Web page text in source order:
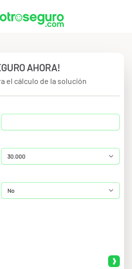
AHORA!
el cálculo de la solución